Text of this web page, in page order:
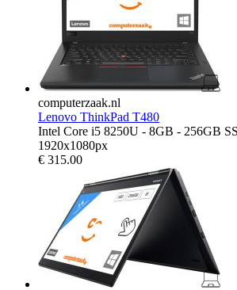
computerzaak.nl
Lenovo ThinkPad T480
Intel Core i5 8250U - 8GB - 256GB
1920x1080px
€ 315.00